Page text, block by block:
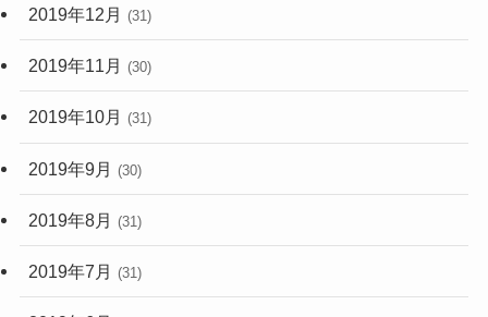
2019年12月 (31)
2019年11月 (30)
2019年10月 (31)
2019年9月 (30)
2019年8月 (31)
2019年7月 (31)